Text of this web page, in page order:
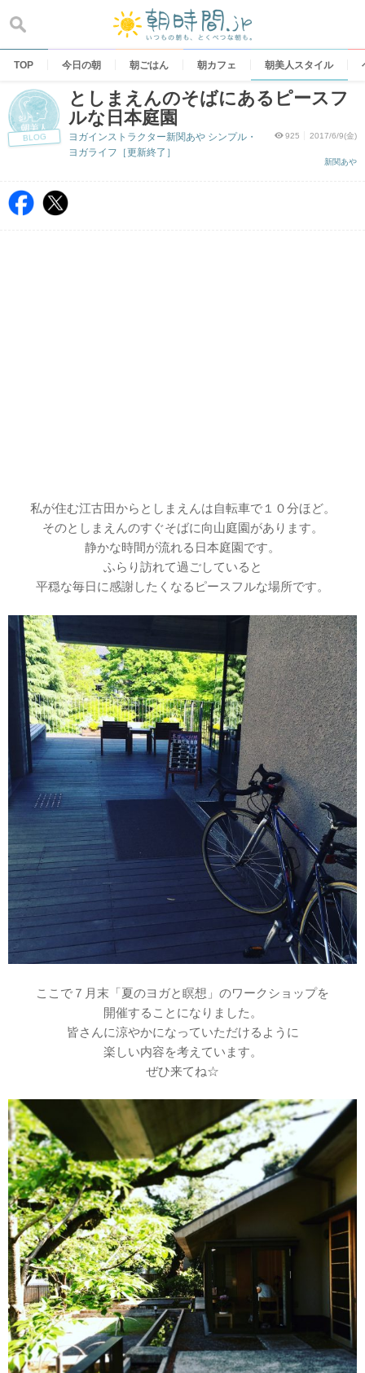
content
TOP 今日の朝 朝ごはん 朝カフェ 朝美人スタイル
BLOG
としまえんのそばにあるピースフ
ルな日本庭園
925 2017/6/9(金)
新関あや
ヨガインストラクター新関あや シンプル・
ヨガライフ［更新終了］
私が住む江古田からとしまえんは自転車で１０分ほど。
そのとしまえんのすぐそばに向山庭園があります。
静かな時間が流れる日本庭園です。
ふらり訪れて過ごしていると
平穏な毎日に感謝したくなるピースフルな場所です。
ここで７月末「夏のヨガと瞑想」のワークショップを
開催することになりました。
皆さんに涼やかになっていただけるように
楽しい内容を考えています。
ぜひ来てね☆